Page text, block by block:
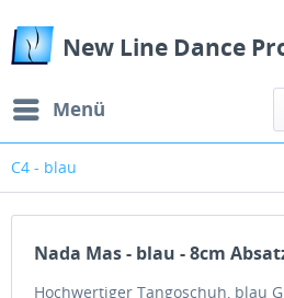
New Line Dance
Menü
C4 - blau
Nada Mas - blau - 8cm
Hochwertiger Tangoschuh, blau